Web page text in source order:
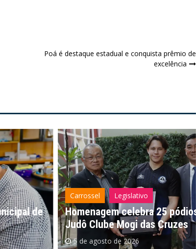
Poá é destaque estadual e conquista prêmio de
excelência
Carrossel Legislativo
Homenagem celebra 25 pódios do
Judô Clube Mogi das Cruzes
5 de agosto de 2026